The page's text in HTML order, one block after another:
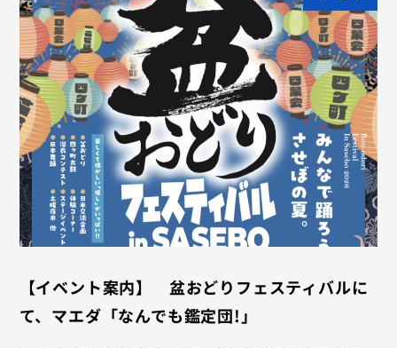
【イベント案内】 盆おどりフェスティバルに
て、マエダ「なんでも鑑定団!」